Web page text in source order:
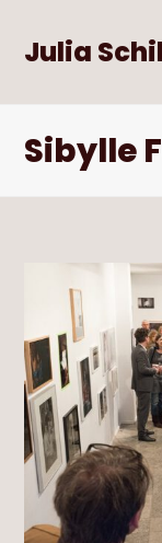
Julia
Sibylle